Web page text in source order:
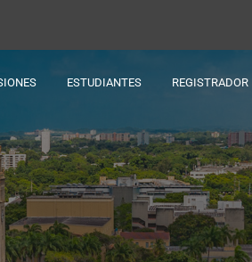
ESTUDIANTES REGISTRADOR